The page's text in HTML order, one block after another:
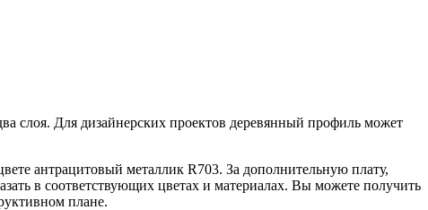
слоя. Для дизайнерских проектов деревянный профиль может
антрацитовый металлик R703. За дополнительную плату,
в соответствующих цветах и материалах. Вы можете получить
плане.